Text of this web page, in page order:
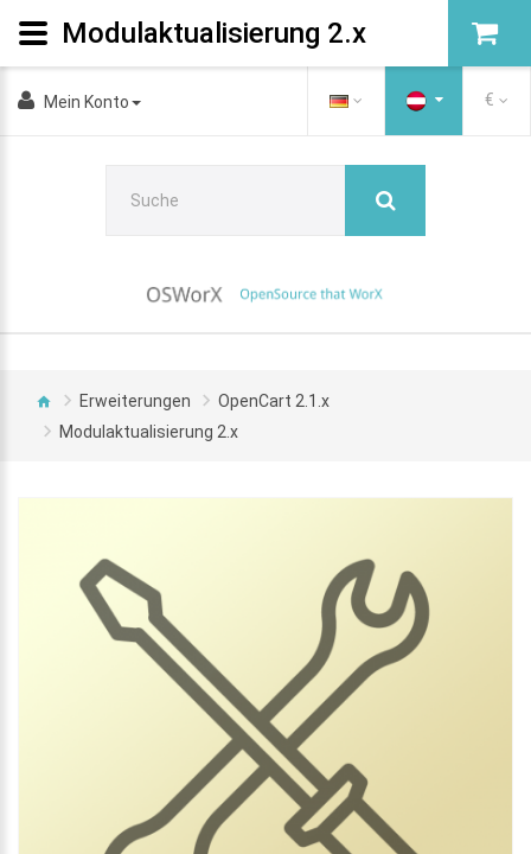
Mein Konto €
Erweiterungen
OpenCart 2.1.x
Modulaktualisierung 2.x
Modulaktualisierung 2.x